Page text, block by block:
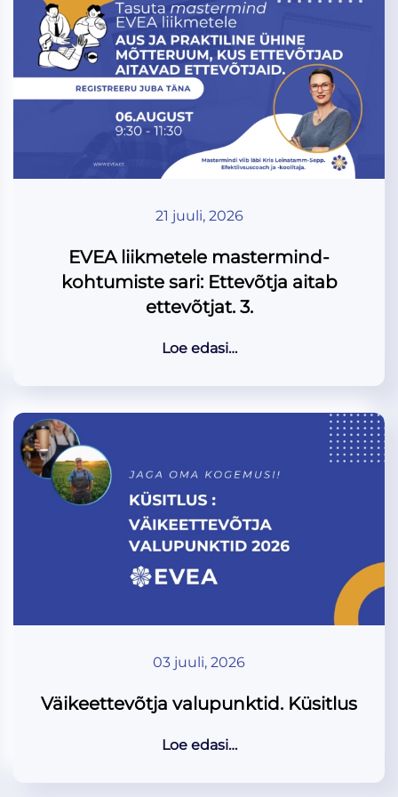
21 juuli, 2026
EVEA liikmetele mastermind-
kohtumiste sari: Ettevõtja aitab
ettevõtjat. 3.
Loe edasi…
03 juuli, 2026
Väikeettevõtja valupunktid. Küsitlus
Loe edasi…